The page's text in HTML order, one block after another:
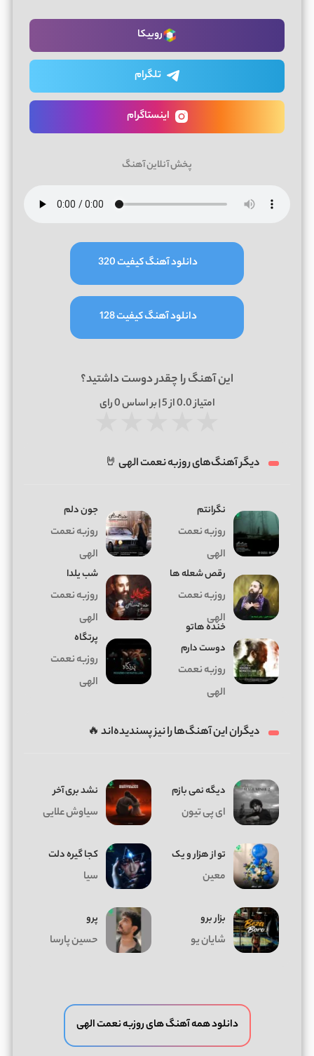
روبیکا
تلگرام
اینستاگرام
پخش آنلاین آهنگ
دانلود آهنگ کیفیت 320
دانلود آهنگ کیفیت 128
این آهنگ را چقدر دوست داشتید؟
امتیاز0.0از 5 | بر اساس 0رای
دیگر آهنگ‌های روزبه نعمت الهی 🤘
نگرانتم
روزبه نعمت
الهی
جون دلم
روزبه نعمت
الهی
رقص شعله ها
روزبه نعمت
الهی
شب یلدا
روزبه نعمت
الهی
خنده هاتو
دوست دارم
روزبه نعمت
الهی
پرتگاه
روزبه نعمت
الهی
دیگران این آهنگ‌ها را نیز پسندیده‌اند 🔥
دیگه نمی بازم
ای پی تیون
نشد بری آخر
سیاوش علایی
تو از هزار و یک
معین
کجا گیره دلت
سیا
بزار برو
شایان یو
پرو
حسین پارسا
دانلود همه آهنگ های روزبه نعمت الهی